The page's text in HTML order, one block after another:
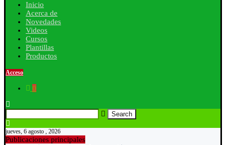
Inicio
Acerca de
Novedades
Videos
Cursos
Plantillas
Productos
Acceso
0
Search
jueves, 6 agosto , 2026
Publicaciones principales